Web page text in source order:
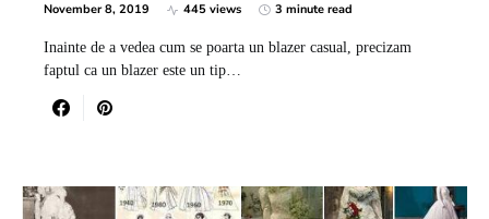
November 8, 2019 445 views 3 minute read
Inainte de a vedea cum se poarta un blazer casual, precizam
faptul ca un blazer este un tip…